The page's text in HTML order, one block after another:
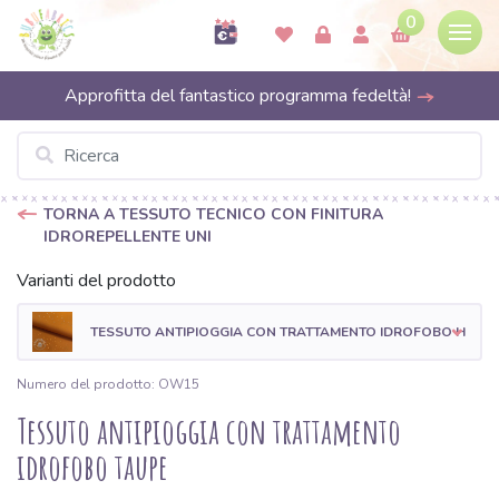
0
Approfitta del fantastico programma fedeltà!
TORNA A TESSUTO TECNICO CON FINITURA
IDROREPELLENTE UNI
Varianti del prodotto
TESSUTO ANTIPIOGGIA CON TRATTAMENTO IDROFOBO
Numero del prodotto: OW15
Tessuto antipioggia con trattamento
idrofobo taupe